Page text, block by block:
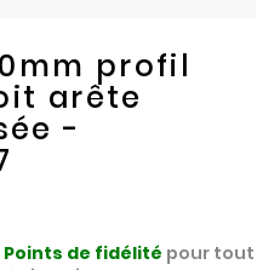
profil
arête
-
Points de fidélité pour tout